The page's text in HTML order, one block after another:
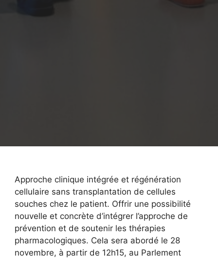
Approche clinique intégrée et régénération
cellulaire sans transplantation de cellules
souches chez le patient. Offrir une possibilité
nouvelle et concrète d’intégrer l’approche de
prévention et de soutenir les thérapies
pharmacologiques. Cela sera abordé le 28
novembre, à partir de 12h15, au Parlement